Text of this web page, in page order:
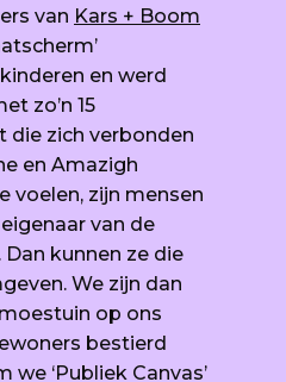
van Kars + Boom
en werd
zo’n 15
die zich verbonden
en Amazigh
voelen, zijn mensen
van de
kunnen ze die
We zijn dan
op ons
bestierd
‘Publiek Canvas’